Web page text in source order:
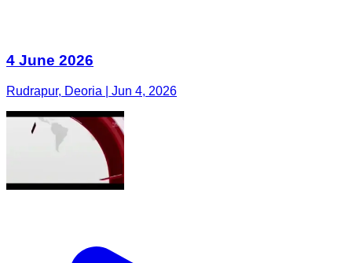
4 June 2026
Rudrapur, Deoria | Jun 4, 2026